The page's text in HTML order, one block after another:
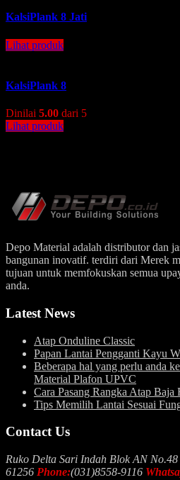
KalsiPlank 8 Jati
Lihat produk
KalsiPlank 8
Dinilai 5.00 dari 5
Lihat produk
Depo Material adalah distributor dan
bangunan inovatif. terdiri dari Merek
tujuan untuk memfokuskan semua
anda.
Latest News
Atap Onduline Classic
Papan Lantai Pengganti Kayu
Beberapa hal yang perlu anda
Material Plafon UPVC
Cara Pasang Rangka Atap Baja
Tips Memilih Lantai Sesuai
Contact Us
Ruko Delta Sari Indah Blok AN
61256 Phone:(031)8558-9116